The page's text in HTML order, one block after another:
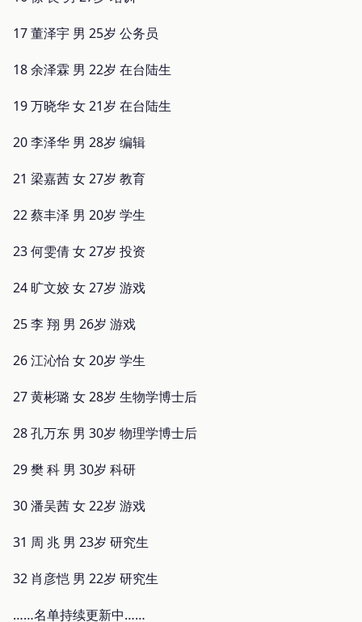
17 董泽宇 男 25岁 公务员
18 余泽霖 男 22岁 在台陆生
19 万晓华 女 21岁 在台陆生
20 李泽华 男 28岁 编辑
21 梁嘉茜 女 27岁 教育
22 蔡丰泽 男 20岁 学生
23 何雯倩 女 27岁 投资
24 旷文姣 女 27岁 游戏
25 李 翔 男 26岁 游戏
26 江沁怡 女 20岁 学生
27 黄彬璐 女 28岁 生物学博士后
28 孔万东 男 30岁 物理学博士后
29 樊 科 男 30岁 科研
30 潘吴茜 女 22岁 游戏
31 周 兆 男 23岁 研究生
32 肖彦恺 男 22岁 研究生
……名单持续更新中……